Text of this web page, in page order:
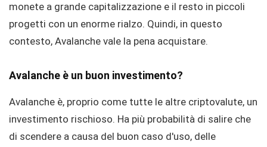
monete a grande capitalizzazione e il resto in piccoli
progetti con un enorme rialzo. Quindi, in questo
contesto, Avalanche vale la pena acquistare.
Avalanche è un buon investimento?
Avalanche è, proprio come tutte le altre criptovalute, un
investimento rischioso. Ha più probabilità di salire che
di scendere a causa del buon caso d'uso, delle